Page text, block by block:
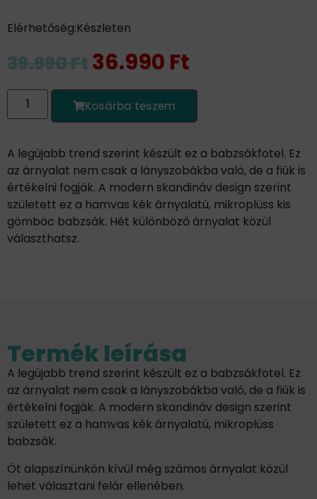
Elérhetőség:Készleten
39.990Ft36.990 Ft
Kosárba teszem
A legújabb trend szerint készült ez a babzsákfotel. Ez
az árnyalat nem csak a lányszobákba való, de a fiúk is
értékelni fogják. A modern skandináv design szerint
született ez a hamvas kék árnyalatú, mikroplüss kis
gömböc babzsák. Hét különböző árnyalat közül
választhatsz.
Termék leírása
A legújabb trend szerint készült ez a babzsákfotel. Ez
az árnyalat nem csak a lányszobákba való, de a fiúk is
értékelni fogják. A modern skandináv design szerint
született ez a hamvas kék árnyalatú, mikroplüss
babzsák.
Öt alapszínünkön kívül még számos árnyalat közül
lehet választani felár ellenében.